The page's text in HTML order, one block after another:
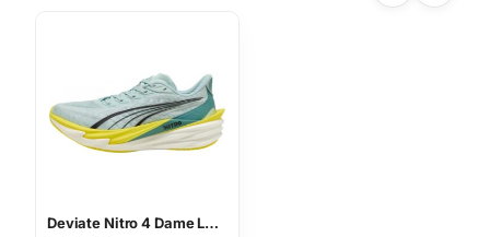
Deviate Nitro 4 Dame Løpesko